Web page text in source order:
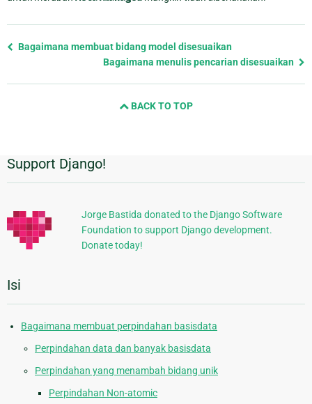
Previous
Bagaimana membuat bidang model disesuaikan
Bagaimana menulis pencarian disesuaikan
BACK TO TOP
Informasi
Tambahan
Support Django!
Jorge Bastida donated to the Django Software
Foundation to support Django development.
Donate today!
Isi
Bagaimana membuat perpindahan basisdata
Perpindahan data dan banyak basisdata
Perpindahan yang menambah bidang unik
Perpindahan Non-atomic